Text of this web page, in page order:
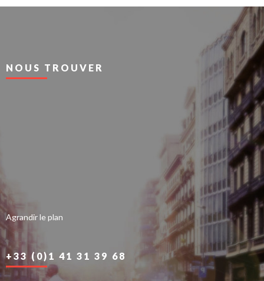
NOUS TROUVER
Agrandir le plan
+33 (0)1 41 31 39 68